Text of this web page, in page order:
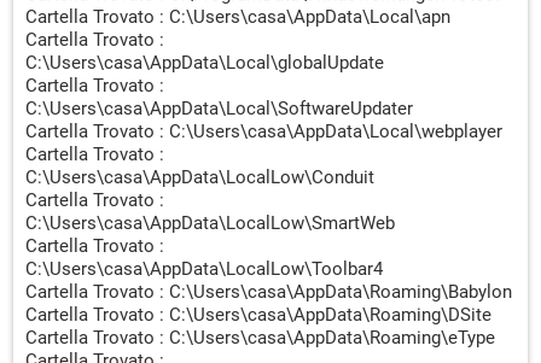
HKEY_LOCAL_MACHINE\System\ControlSet002\Services\S
oftwareUpd
("C:\Users\casa\AppData\Local\SoftwareUpdater\Software
UpdService.exe") -> Trovato
[PUM.HomePage] (X64)
HKEY_USERS\.DEFAULT\Software\Microsoft\Internet
Explorer\Main | Start Page :
gws_rd=ssl
-> Trovato
[PUM.HomePage] (X86)
HKEY_USERS\.DEFAULT\Software\Microsoft\Internet
Explorer\Main | Start Page :
https://www.google.com/?
gws_rd=ssl
-> Trovato
[PUM.HomePage] (X64) HKEY_USERS\S-1-5-
19\Software\Microsoft\Internet Explorer\Main | Start Page :
https://www.google.com/?gws_rd=ssl
-> Trovato
Cartella Trovato : C:\Users\casa\AppData\Local\apn
Cartella Trovato :
C:\Users\casa\AppData\Local\globalUpdate
Cartella Trovato :
C:\Users\casa\AppData\Local\SoftwareUpdater
Cartella Trovato : C:\Users\casa\AppData\Local\webplayer
Cartella Trovato :
C:\Users\casa\AppData\LocalLow\Conduit
Cartella Trovato :
C:\Users\casa\AppData\LocalLow\SmartWeb
Cartella Trovato :
C:\Users\casa\AppData\LocalLow\Toolbar4
Cartella Trovato : C:\Users\casa\AppData\Roaming\Babylon
Cartella Trovato : C:\Users\casa\AppData\Roaming\DSite
Cartella Trovato : C:\Users\casa\AppData\Roaming\eType